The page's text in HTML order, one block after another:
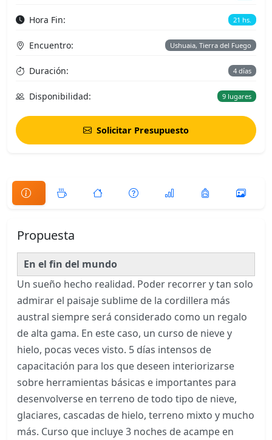
Hora Fin: 21 hs.
Encuentro: Ushuaia, Tierra del Fuego
Duración: 4 días
Disponibilidad: 9 lugares
Solicitar Presupuesto
Propuesta
En el fin del mundo
Un sueño hecho realidad. Poder recorrer y tan solo
admirar el paisaje sublime de la cordillera más
austral siempre será considerado como un regalo
de alta gama. En este caso, un curso de nieve y
hielo, pocas veces visto. 5 días intensos de
capacitación para los que deseen interiorizarse
sobre herramientas básicas e importantes para
desenvolverse en terreno de todo tipo de nieve,
glaciares, cascadas de hielo, terreno mixto y mucho
más. Curso que incluye 3 noches de acampe en